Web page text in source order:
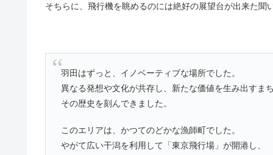
そちらに、飛行機を眺めるのには絶好の展望台が出来た聞
羽田はずっと、イノベーティブな場所でした。
異なる発想や文化が共存し、新たな価値を生み出すま
その歴史を刻んできました。
このエリアは、かつてのどかな漁師町でした。
やがて広い干潟を利用して「東京飛行場」が開港し、